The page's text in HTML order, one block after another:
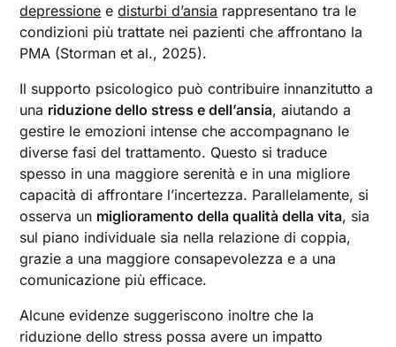
depressione edisturbi d’ansia rappresentano tra le
condizioni più trattate nei pazienti che affrontano la
PMA (Storman et al., 2025).
Il supporto psicologico può contribuire innanzitutto a
una riduzione dello stress e dell’ansia, aiutando a
gestire le emozioni intense che accompagnano le
diverse fasi del trattamento. Questo si traduce
spesso in una maggiore serenità e in una migliore
capacità di affrontare l’incertezza. Parallelamente, si
osserva un miglioramento della qualità della vita, sia
sul piano individuale sia nella relazione di coppia,
grazie a una maggiore consapevolezza e a una
comunicazione più efficace.
Alcune evidenze suggeriscono inoltre che la
riduzione dello stress possa avere un impatto